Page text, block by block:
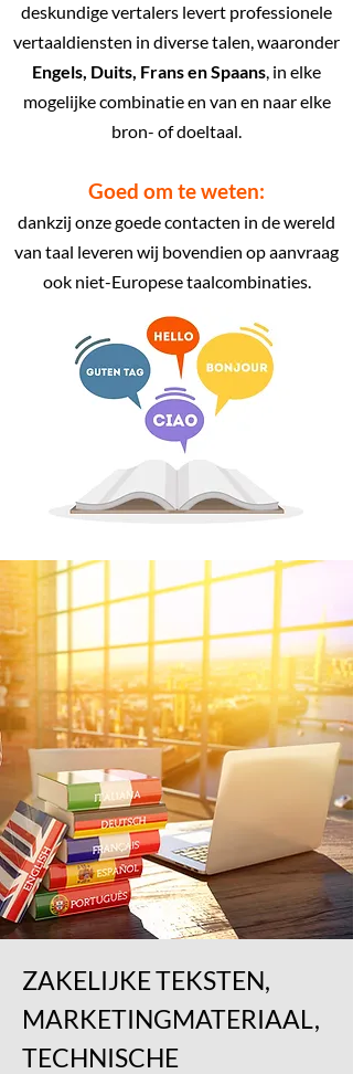
deskundige vertalers levert professionele
vertaaldiensten in diverse talen, waaronder
Engels, Duits, Frans en Spaans, in elke
mogelijke combinatie en van en naar elke
bron- of doeltaal.
Goed om te weten:
dankzij onze goede contacten in de wereld
van taal leveren wij bovendien op aanvraag
ook niet-Europese taalcombinaties.
ZAKELIJKE TEKSTEN,
MARKETINGMATERIAAL,
TECHNISCHE